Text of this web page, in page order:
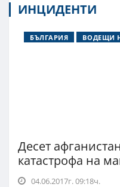
ИНЦИДЕНТИ
БЪЛГАРИЯ ВОДЕЩИ
Десет
катастрофа на
04.06.2017г. 09:18ч.